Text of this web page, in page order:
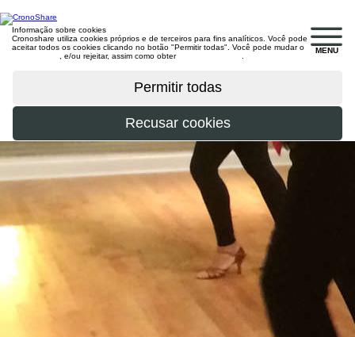
MENU
Informação sobre cookies
Cronoshare utiliza cookies próprios e de terceiros para fins analíticos. Você pode
aceitar todos os cookies clicando no botão "Permitir todas". Você pode mudar o
, e/ou rejeitar, assim como obter